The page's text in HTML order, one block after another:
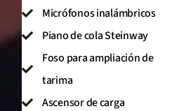
Micrófonos inalámbricos
Piano de cola Steinway
Foso para ampliación de
tarima
Ascensor de carga